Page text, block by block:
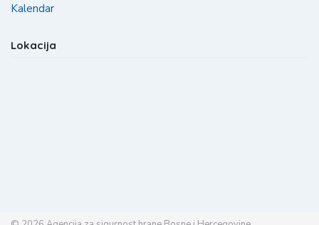
Kalendar
Lokacija